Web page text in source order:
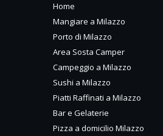
Home
Mangiare a Milazzo
Porto di Milazzo
Area Sosta Camper
Campeggio a Milazzo
Sushi a Milazzo
Piatti Raffinati a Milazzo
Bar e Gelaterie
Pizza a domicilio Milazzo